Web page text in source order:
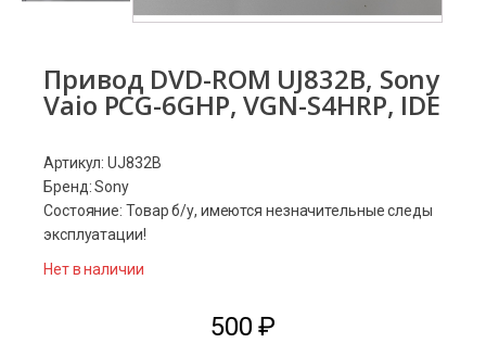
Привод DVD-ROM UJ832B, Sony
Vaio PCG-6GHP, VGN-S4HRP, IDE
Артикул: UJ832B
Бренд: Sony
Состояние: Товар б/у, имеются незначительные следы
эксплуатации!
Нет в наличии
500₽